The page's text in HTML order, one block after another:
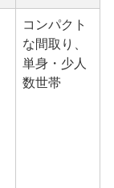
コンパクト
な間取り、
単身・少人
数世帯